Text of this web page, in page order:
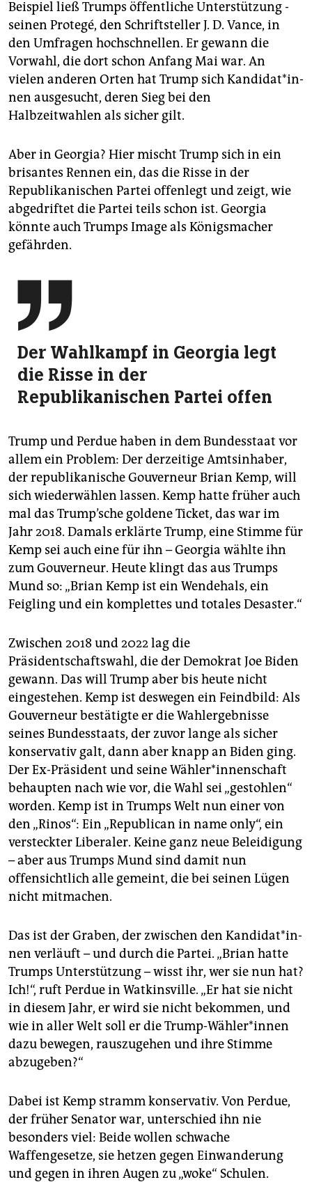
Beispiel ließ Trumps öffentliche Unterstützung ­
seinen Protegé, den Schriftsteller J. D. Vance, in
den Um­fragen hochschnellen. Er gewann die
Vorwahl, die dort schon Anfang Mai war. An
vielen anderen Orten hat Trump sich Kan­di­da­t*in­
nen ausgesucht, deren Sieg bei den
Halbzeitwahlen als sicher gilt.
Aber in Georgia? Hier mischt Trump sich in ein
brisantes Rennen ein, das die Risse in der
Republikanischen Partei offenlegt und zeigt, wie
abgedriftet die Partei teils schon ist. Georgia
könnte auch Trumps Image als Königsmacher
gefährden.

Der Wahlkampf in Georgia legt
die Risse in der
Republikanischen Partei offen
Trump und Perdue haben in dem Bundesstaat vor
allem ein Problem: Der derzeitige Amtsinhaber,
der republikanische Gouverneur Brian Kemp, will
sich wiederwählen lassen. Kemp hatte früher auch
mal das Trump’sche goldene Ticket, das war im
Jahr 2018. Damals erklärte Trump, eine Stimme für
Kemp sei auch eine für ihn – Georgia wählte ihn
zum Gouverneur. Heute klingt das aus Trumps
Mund so: „Brian Kemp ist ein Wendehals, ein
Feigling und ein komplettes und totales Desaster.“
Zwischen 2018 und 2022 lag die
Präsidentschaftswahl, die der Demokrat Joe Biden
gewann. Das will Trump aber bis heute nicht
eingestehen. Kemp ist deswegen ein Feindbild: Als
Gouverneur bestätigte er die Wahlergebnisse
seines Bundesstaats, der zuvor lange als sicher
konservativ galt, dann aber knapp an Biden ging.
Der Ex-Präsident und seine Wäh­le­r*in­nen­schaft
behaupten nach wie vor, die Wahl sei „gestohlen“
worden. Kemp ist in Trumps Welt nun einer von
den „Rinos“: Ein „Republican in name only“, ein
versteckter Liberaler. Keine ganz neue Beleidigung
– aber aus Trumps Mund sind damit nun
offensichtlich alle gemeint, die bei seinen Lügen
nicht mitmachen.
Das ist der Graben, der zwischen den Kan­di­da­t*in­
nen verläuft – und durch die Partei. „Brian hatte
Trumps Unterstützung – wisst ihr, wer sie nun hat?
Ich!“, ruft Perdue in Watkinsville. „Er hat sie nicht
in diesem Jahr, er wird sie nicht bekommen, und
wie in aller Welt soll er die Trump-Wähler*innen
dazu bewegen, rauszugehen und ihre Stimme
abzugeben?“
Dabei ist Kemp stramm konservativ. Von Perdue,
der früher Senator war, unterschied ihn nie
besonders viel: Beide wollen schwache
Waffengesetze, sie hetzen gegen Einwanderung
und gegen in ihren Augen zu „woke“ Schulen.